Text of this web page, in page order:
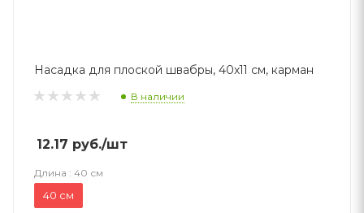
Насадка для плоской швабры, 40x11 см, карман
В наличии
12.17 руб./шт
Длина : 40 см
40 см